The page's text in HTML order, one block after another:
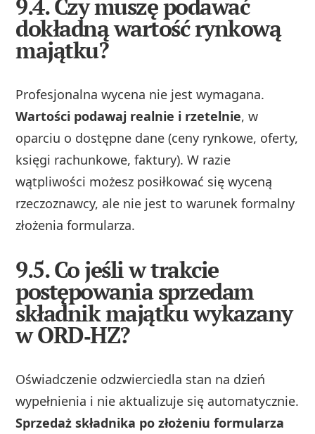
9.4. Czy muszę podawać
dokładną wartość rynkową
majątku?
Profesjonalna wycena nie jest wymagana.
Wartości podawaj realnie i rzetelnie, w
oparciu o dostępne dane (ceny rynkowe, oferty,
księgi rachunkowe, faktury). W razie
wątpliwości możesz posiłkować się wyceną
rzeczoznawcy, ale nie jest to warunek formalny
złożenia formularza.
9.5. Co jeśli w trakcie
postępowania sprzedam
składnik majątku wykazany
w ORD‑HZ?
Oświadczenie odzwierciedla stan na dzień
wypełnienia i nie aktualizuje się automatycznie.
Sprzedaż składnika po złożeniu formularza